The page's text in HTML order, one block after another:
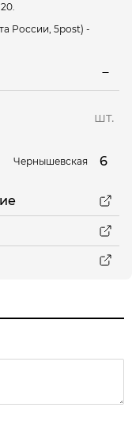
России, 5post) -
шт.
Чернышевская 6